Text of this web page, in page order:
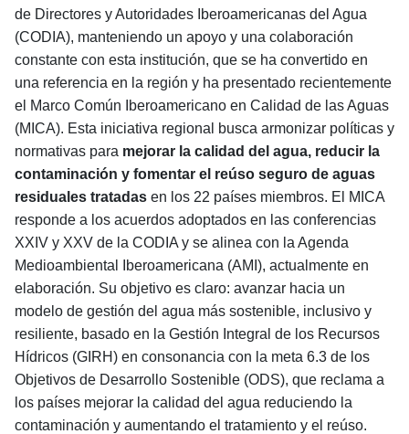
de Directores y Autoridades Iberoamericanas del Agua
(CODIA), manteniendo un apoyo y una colaboración
constante con esta institución, que se ha convertido en
una referencia en la región y ha presentado recientemente
el Marco Común Iberoamericano en Calidad de las Aguas
(MICA). Esta iniciativa regional busca armonizar políticas y
normativas para mejorar la calidad del agua, reducir la
contaminación y fomentar el reúso seguro de aguas
residuales tratadas en los 22 países miembros. El MICA
responde a los acuerdos adoptados en las conferencias
XXIV y XXV de la CODIA y se alinea con la Agenda
Medioambiental Iberoamericana (AMI), actualmente en
elaboración. Su objetivo es claro: avanzar hacia un
modelo de gestión del agua más sostenible, inclusivo y
resiliente, basado en la Gestión Integral de los Recursos
Hídricos (GIRH) en consonancia con la meta 6.3 de los
Objetivos de Desarrollo Sostenible (ODS), que reclama a
los países mejorar la calidad del agua reduciendo la
contaminación y aumentando el tratamiento y el reúso.